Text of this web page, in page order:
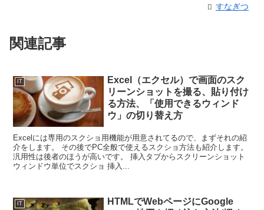
すなぎつ
関連記事
IT
Excel（エクセル）で画面のスク
リーンショットを撮る、貼り付け
る方法、「使用できるウィンド
ウ」の切り替え方
Excelには専用のスクショ用機能が用意されてるので、まずそれの紹
介をします。 その後でPC全般で使えるスクショ方法も紹介します。
汎用性は後者のほうが高いです。 挿入タブからスクリーンショット
ウィンドウ単位でスクショ 挿入...
IT
HTMLでWebページにGoogle